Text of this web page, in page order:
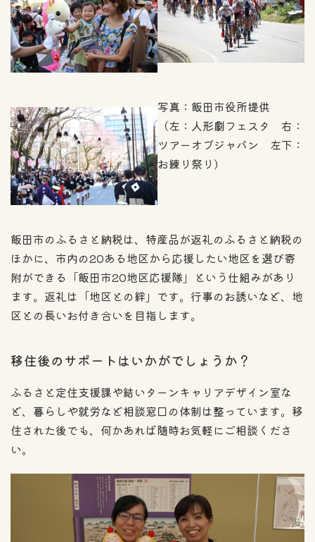
写真：飯田市役所提供
（左：人形劇フェスタ 右：
ツアーオブジャパン 左下：
お練り祭り)
飯田市のふるさと納税は、特産品が返礼のふるさと納税の
ほかに、市内の20ある地区から応援したい地区を選び寄
附ができる「飯田市20地区応援隊」という仕組みがあり
ます。返礼は「地区との絆」です。行事のお誘いなど、地
区との長いお付き合いを目指します。
移住後のサポートはいかがでしょうか？
ふるさと定住支援課や結いターンキャリアデザイン室な
ど、暮らしや就労など相談窓口の体制は整っています。移
住された後でも、何かあれば随時お気軽にご相談くださ
い。